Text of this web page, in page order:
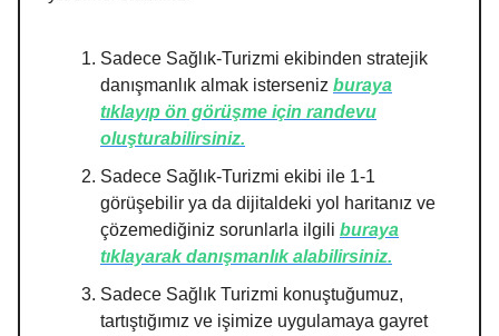
Sadece Sağlık-Turizmi ekibinden stratejik
danışmanlık almak isterseniz buraya
tıklayıp ön görüşme için randevu
oluşturabilirsiniz.
Sadece Sağlık-Turizmi ekibi ile 1-1
görüşebilir ya da dijitaldeki yol haritanız ve
çözemediğiniz sorunlarla ilgili buraya
tıklayarak danışmanlık alabilirsiniz.
Sadece Sağlık Turizmi konuştuğumuz,
tartıştığımız ve işimize uygulamaya gayret